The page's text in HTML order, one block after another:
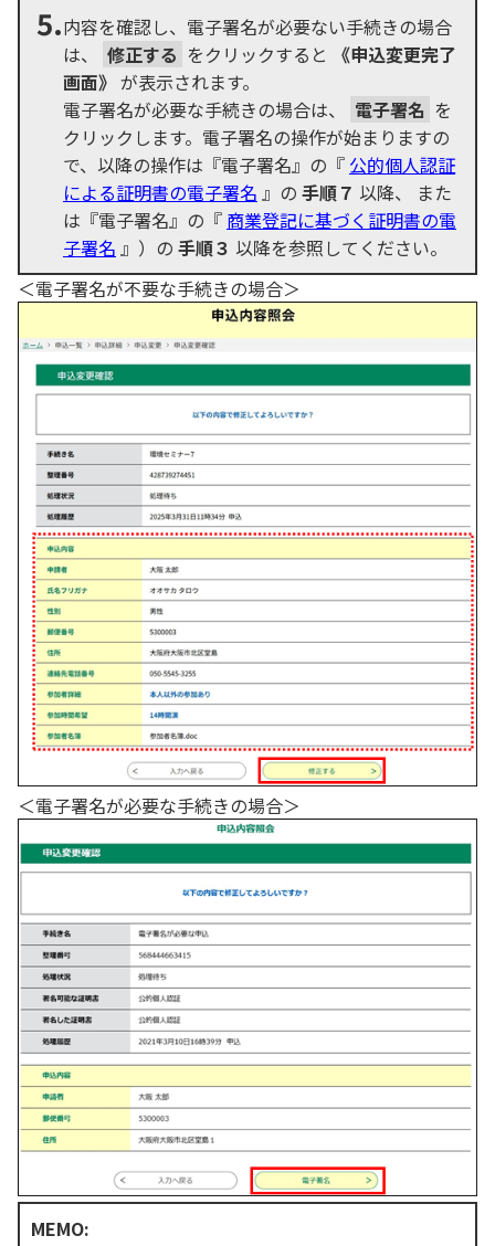
5.内容を確認し、電子署名が必要ない手続きの場合
は、
修正する をクリックすると
《申込変更完了
画面》 が表示されます。
電子署名が必要な手続きの場合は、
電子署名 を
クリックします。電子署名の操作が始まりますの
で、以降の操作は『電子署名』の『 公的個人認証
による証明書の電子署名 』の 手順７ 以降、 また
は『電子署名』の『 商業登記に基づく証明書の電
子署名 』）の 手順３ 以降を参照してください。
＜電子署名が不要な手続きの場合＞
＜電子署名が必要な手続きの場合＞
MEMO: